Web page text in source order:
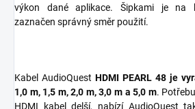
výkon dané aplikace. Šipkami je na
zaznačen správný směr použití.
Kabel AudioQuest HDMI PEARL 48 je
1,0 m, 1,5 m, 2,0 m, 3,0 m a 5,0 m.
HDMI kabel delší, nabízí AudioQuest